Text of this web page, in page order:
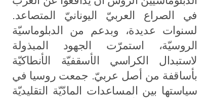
في الصراع العربيّ اليونانيّ المتصاعد.
لسنوات عديدة، وبدعم من الدبلوماسيّة
الروسيّة، استمرّت الجهود المبذولة
لاستبدال الكراسي الأسقفيّة الأنطاكيّة
بأساقفة من أصل عربيّ. جمعت روسيا في
سياستها بين المساعدات المادّيّة التقليديّة